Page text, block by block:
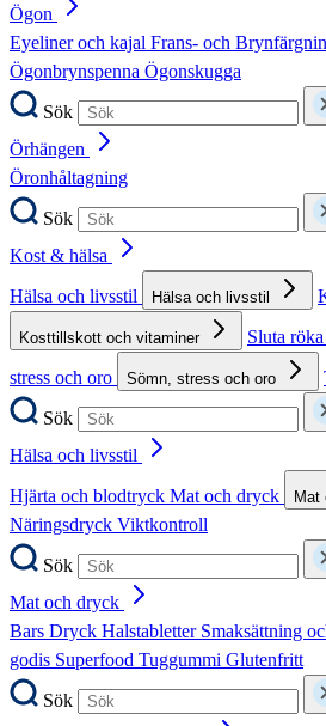
Ögon
Eyeliner och kajal Frans- och
Ögonbrynspenna Ögonskugga
Sök
Örhängen
Öronhåltagning
Sök
Kost & hälsa
Hälsa och livsstil
Hälsa och livsstil
Kosttillskott och vitaminer Sluta röka
stress och oro
Sömn, stress och oro
Sök
Hälsa och livsstil
Hjärta och blodtryck Mat och dryck Mat
Näringsdryck Viktkontroll
Sök
Mat och dryck
Bars Dryck Halstabletter Smaksättning
godis Superfood Tuggummi Glutenfritt
Sök